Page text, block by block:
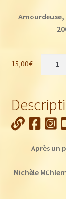
Amourdeuse,
15,00€
:
Après un
Michèle